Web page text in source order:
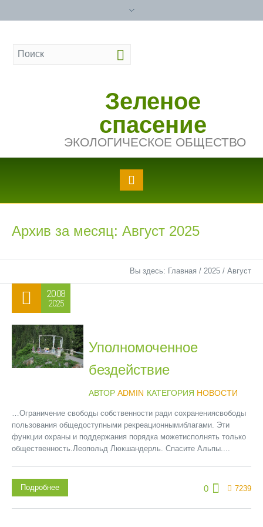
Зеленое
спасение
ЭКОЛОГИЧЕСКОЕ ОБЩЕСТВО
Архив за месяц: Август 2025
Вы здесь: Главная / 2025 / Август
20.08
2025
Уполномоченное
бездействие
АВТОР ADMIN КАТЕГОРИЯ НОВОСТИ
…Ограничение свободы собственности ради сохранениясвободы
пользования общедоступными рекреационнымиблагами. Эти
функции охраны и поддержания порядка можетисполнять только
общественность.Леопольд Люкшандерль. Спасите Альпы....
0 7239
Подробнее